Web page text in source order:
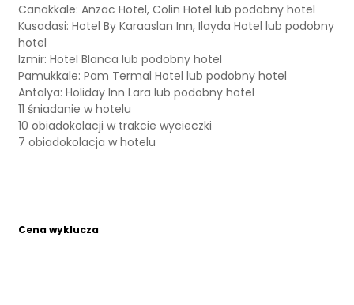
Canakkale: Anzac Hotel, Colin Hotel lub podobny hotel
Kusadasi: Hotel By Karaaslan Inn, Ilayda Hotel lub podobny
hotel
Izmir: Hotel Blanca lub podobny hotel
Pamukkale: Pam Termal Hotel lub podobny hotel
Antalya: Holiday Inn Lara lub podobny hotel
11 śniadanie w hotelu
10 obiadokolacji w trakcie wycieczki
7 obiadokolacja w hotelu
Cena wyklucza